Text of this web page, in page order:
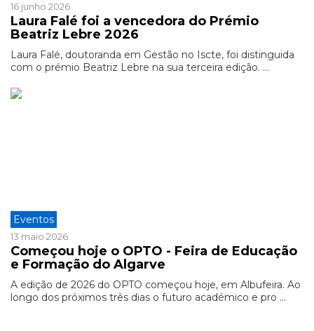
16 junho 2026
Laura Falé foi a vencedora do Prémio
Beatriz Lebre 2026
Laura Falé, doutoranda em Gestão no Iscte, foi distinguida
com o prémio Beatriz Lebre na sua terceira edição. ...
Eventos
13 maio 2026
Começou hoje o OPTO - Feira de Educação
e Formação do Algarve
A edição de 2026 do OPTO começou hoje, em Albufeira. Ao
longo dos próximos três dias o futuro académico e pro ...